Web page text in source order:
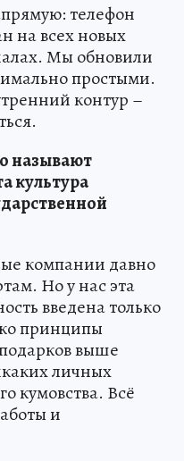
телефон
на всех новых
Мы обновили
простыми.
контур –
называют
культура
компании давно
Но у нас эта
введена только
принципы
выше
личных
кумовства. Всё
и